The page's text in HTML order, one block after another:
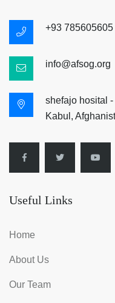
+93 785605605
info@afsog.org
shefajo hosital
Kabul,
Useful Links
Home
About Us
Our Team